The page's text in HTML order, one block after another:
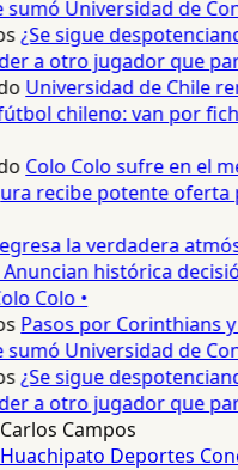
Universidad de
¿Se sigue
a otro jugador que
Universidad de Chile
chileno: van por
Colo Colo sufre en el
recibe potente oferta
la verdadera
histórica
Colo •
Pasos por Corinthians y
Universidad de
¿Se sigue
a otro jugador que
Carlos Campos
Huachipato Deportes